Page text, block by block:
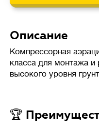
Описание
Компрессорная
класса для монтажа и
высокого уровня
🏆